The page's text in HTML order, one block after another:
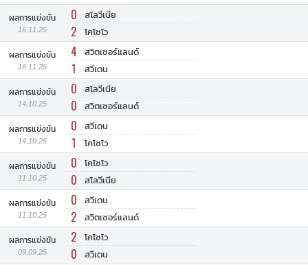
ผลการแข่งขัน
16.11.25
0 สโลวีเนีย
2 โคโซโว
ผลการแข่งขัน
16.11.25
4 สวิตเซอร์แลนด์
1 สวีเดน
ผลการแข่งขัน
14.10.25
0 สโลวีเนีย
0 สวิตเซอร์แลนด์
ผลการแข่งขัน
14.10.25
0 สวีเดน
1 โคโซโว
ผลการแข่งขัน
11.10.25
0 โคโซโว
0 สโลวีเนีย
ผลการแข่งขัน
11.10.25
0 สวีเดน
2 สวิตเซอร์แลนด์
ผลการแข่งขัน
09.09.25
2 โคโซโว
0 สวีเดน